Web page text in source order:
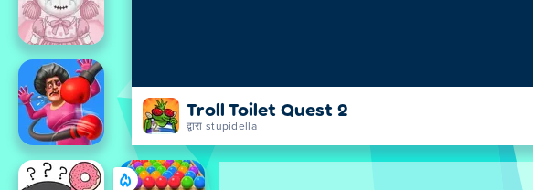
Troll Toilet Quest 2
द्वारा stupidella